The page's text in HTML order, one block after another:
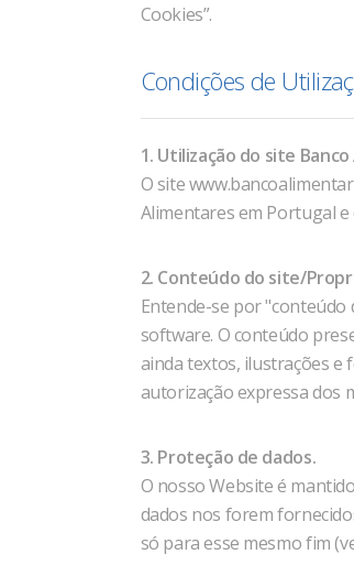
Cookies”.
Condições de
1. Utilização do site
O site
Alimentares em Portugal e
2. Conteúdo do site/
Entende-se por
software. O conteúdo
ainda textos, ilustrações e
autorização expressa dos
3. Proteção de dados.
O nosso Website é
dados nos forem
só para esse mesmo fim